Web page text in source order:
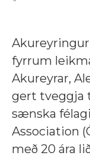
fyrrum
Akureyrar,
gert tveggja
sænska
Association
með 20 ára